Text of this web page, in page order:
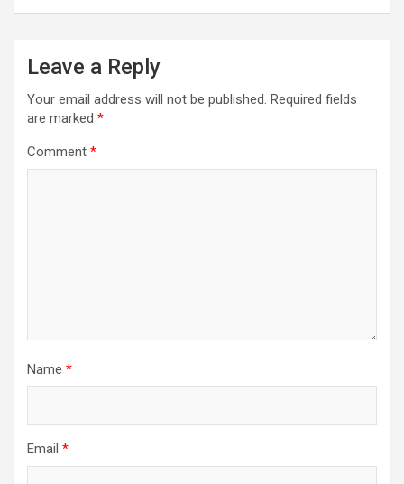
Leave a Reply
Your email address will not be published. Required fields
are marked *
Comment *
Name *
Email *